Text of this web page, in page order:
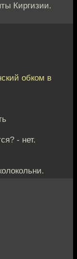
Киргизии.
обком в
- нет.